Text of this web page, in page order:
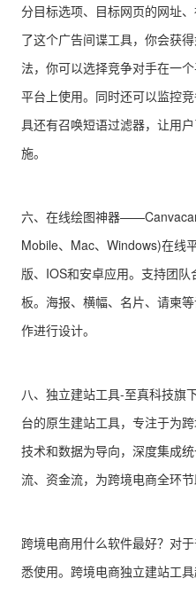
分目标选项、目标网页的网址
了这个广告间谍工具，你会获
法，你可以选择竞争对手在一
平台上使用。同时还可以监控
具还有召唤短语过滤器，让用
施。
六、在线绘图神器
Mobile、Mac、Windows)在线
版、IOS和安卓应用。支持团
板。海报、横幅、名片、请柬
作进行设计。
八、独立建站工具-至真科技旗
台的原生建站工具，专注于为
技术和数据为导向，深度集成
流、资金流，为跨境电商全环节
跨境电商用什么软件最好？对
悉使用。跨境电商独立建站工